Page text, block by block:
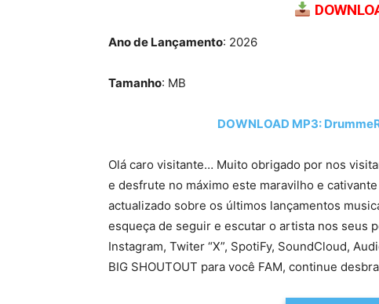
Ano de Lançamento: 2026
Tamanho: MB
DOWNLOAD MP3:
Olá caro visitante… Muito obrigado por nos
e desfrute no máximo este maravilho e
actualizado sobre os últimos lançamentos
esqueça de seguir e escutar o artista nos seus
Instagram, Twiter “X”, SpotiFy, SoundCloud,
BIG SHOUTOUT para você FAM, continue